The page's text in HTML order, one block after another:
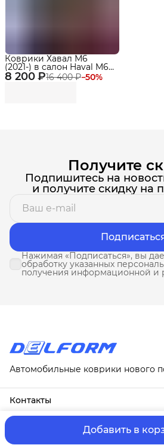
Добавить в
8 200 ₽16 400 ₽−50%
Коврики Хавал М6
(2021-) в cалон Haval M6
с бортиками Эва, Eva
Получите
Подпишитесь на
и получите скидку на
Нажимая «Подписаться», вы
обработку указанных
получения информационной и
Автомобильные коврики нового
Контакты
Адрес
г. Москва, ул. Новослободская, д.
ⓒ ИП Третьякова Т.А.Оплата и